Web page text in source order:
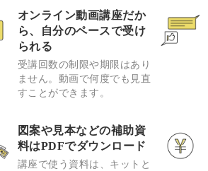
オンライン動画講座だか
ら、自分のペースで受け
られる
受講回数の制限や期限はあり
ません。動画で何度でも見直
すことができます。
図案や見本などの補助資
料はPDFでダウンロード
講座で使う資料は、キットと